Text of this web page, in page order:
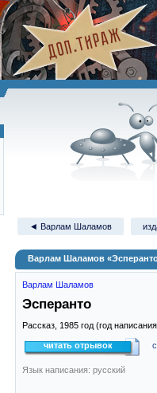
◄ Варлам Шаламов
Варлам Шаламов
Варлам Шаламов
Эсперанто
Рассказ, 1985 год (год
читать отрывок
Язык написания: русский